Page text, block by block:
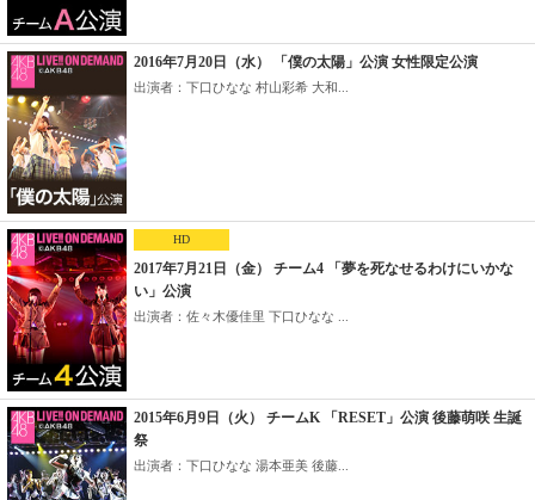
2016年7月20日（水） 「僕の太陽」公演 女性限定公演
出演者：下口ひなな 村山彩希 大和...
HD
2017年7月21日（金） チーム4 「夢を死なせるわけにいかな
い」公演
出演者：佐々木優佳里 下口ひなな ...
2015年6月9日（火） チームK 「RESET」公演 後藤萌咲 生誕
祭
出演者：下口ひなな 湯本亜美 後藤...